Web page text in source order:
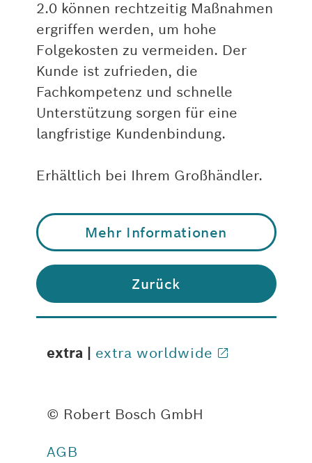
2.0 können rechtzeitig Maßnahmen
ergriffen werden, um hohe
Folgekosten zu vermeiden. Der
Kunde ist zufrieden, die
Fachkompetenz und schnelle
Unterstützung sorgen für eine
langfristige Kundenbindung.
Erhältlich bei Ihrem Großhändler.
Mehr Informationen
Zurück
extra | extra worldwide
© Robert Bosch GmbH
AGB